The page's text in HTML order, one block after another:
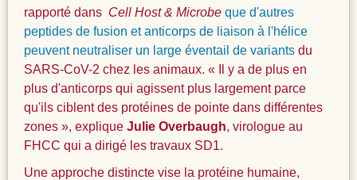
rapporté dans Cell Host & Microbeque d'autres
peptides de fusion et anticorps de liaison à l'hélice
peuvent neutraliser un large éventail de variantsdu
SARS-CoV-2 chez les animaux. « Il y a de plus en
plus d'anticorps qui agissent plus largement parce
qu'ils ciblent des protéines de pointe dans différentes
zones », expliqueJulie Overbaugh, virologue au
FHCC qui a dirigé les travaux SD1.
Une approche distincte vise la protéine humaine,